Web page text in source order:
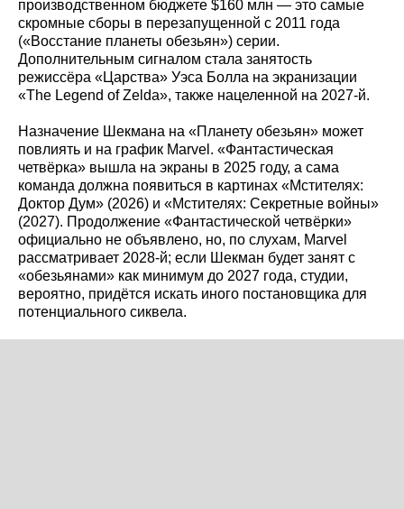
производственном бюджете $160 млн — это самые
скромные сборы в перезапущенной с 2011 года
(«Восстание планеты обезьян») серии.
Дополнительным сигналом стала занятость
режиссёра «Царства» Уэса Болла на экранизации
«The Legend of Zelda», также нацеленной на 2027‑й.
Назначение Шекмана на «Планету обезьян» может
повлиять и на график Marvel. «Фантастическая
четвёрка» вышла на экраны в 2025 году, а сама
команда должна появиться в картинах «Мстителях:
Доктор Дум» (2026) и «Мстителях: Секретные войны»
(2027). Продолжение «Фантастической четвёрки»
официально не объявлено, но, по слухам, Marvel
рассматривает 2028‑й; если Шекман будет занят с
«обезьянами» как минимум до 2027 года, студии,
вероятно, придётся искать иного постановщика для
потенциального сиквела.